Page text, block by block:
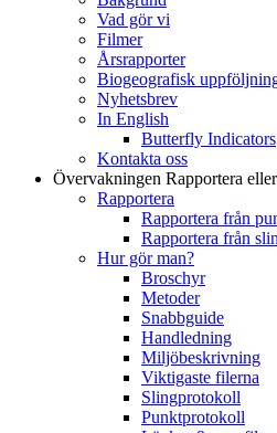
Vad gör vi
Filmer
Årsrapporter
Biogeografisk
Nyhetsbrev
In English
Butterfly Indicators
Kontakta oss
Övervakningen Rapportera
Rapportera
Rapportera från
Rapportera från
Hur gör man?
Broschyr
Metoder
Snabbguide
Handledning
Miljöbeskrivning
Viktigaste filerna
Slingprotokoll
Punktprotokoll